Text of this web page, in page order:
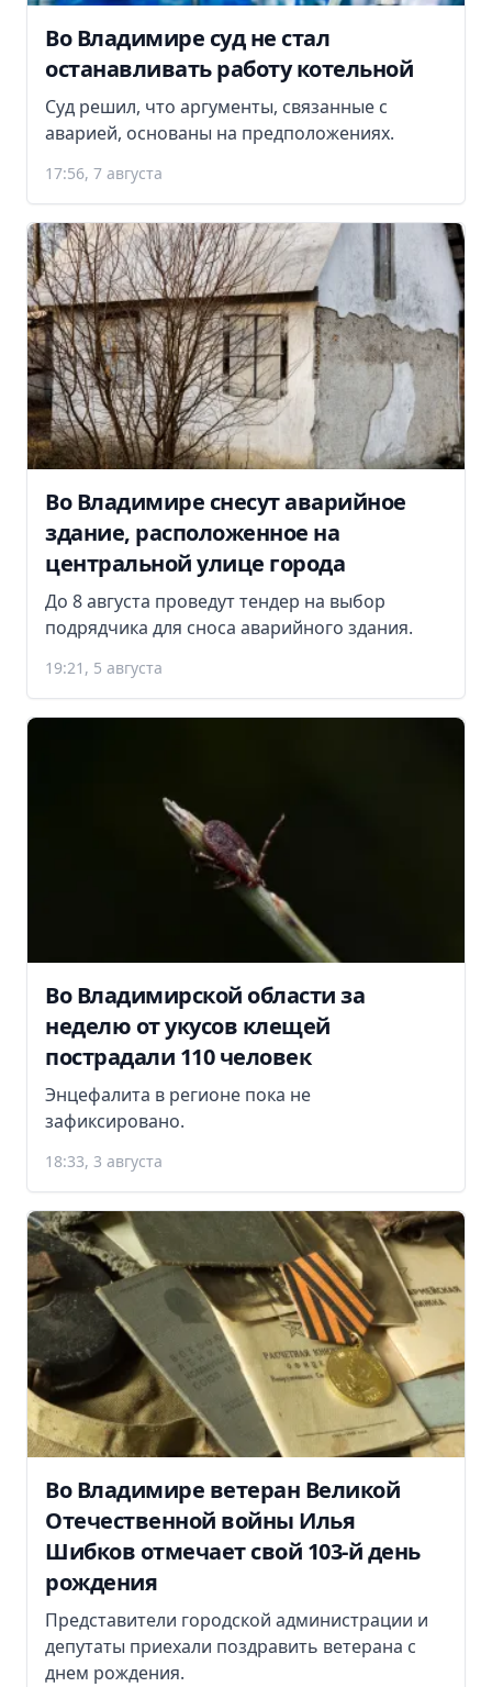
Во Владимире суд не стал
останавливать работу котельной
Суд решил, что аргументы, связанные с
аварией, основаны на предположениях.
17:56, 7 августа
Во Владимире снесут аварийное
здание, расположенное на
центральной улице города
До 8 августа проведут тендер на выбор
подрядчика для сноса аварийного здания.
19:21, 5 августа
Во Владимирской области за
неделю от укусов клещей
пострадали 110 человек
Энцефалита в регионе пока не
зафиксировано.
18:33, 3 августа
Во Владимире ветеран Великой
Отечественной войны Илья
Шибков отмечает свой 103-й день
рождения
Представители городской администрации и
депутаты приехали поздравить ветерана с
днем рождения.